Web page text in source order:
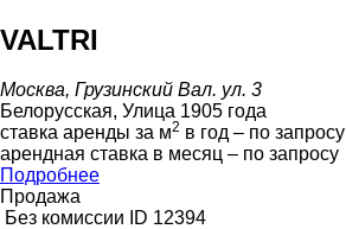
VALTRI
Москва, Грузинский Вал. ул. 3
Белорусская, Улица 1905 года
ставка аренды за м2 в год – по запросу
арендная ставка в месяц – по запросу
Подробнее
Продажа
Без комиссии
ID 12394